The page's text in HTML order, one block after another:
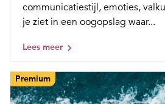
communicatiestijl, emoties,
je ziet in een oogopslag waar...
Lees meer
Premium